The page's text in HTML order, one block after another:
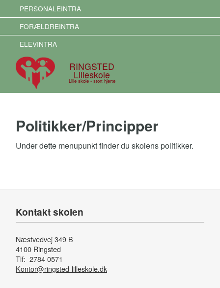
PERSONALEINTRA
FORÆLDREINTRA
ELEVINTRA
RINGSTED
Lilleskole
Lille skole - stort hjerte
Politikker/Principper
Under dette menupunkt finder du skolens politikker.
Kontakt skolen
Næstvedvej 349 B
4100 Ringsted
Tlf: 2784 0571
Kontor@ringsted-lilleskole.dk